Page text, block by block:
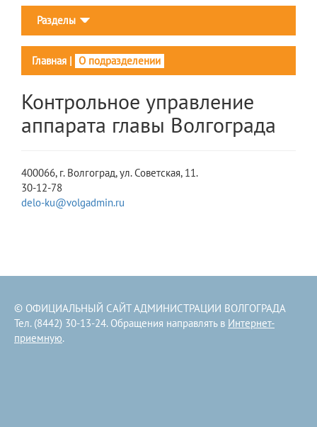
Разделы
Главная | О подразделении
Контрольное управление
аппарата главы Волгограда
400066, г. Волгоград, ул. Советская, 11.
30-12-78
delo-ku@volgadmin.ru
© ОФИЦИАЛЬНЫЙ САЙТ АДМИНИСТРАЦИИ ВОЛГОГРАДА
Тел. (8442) 30-13-24. Обращения направлять в Интернет-
приемную.